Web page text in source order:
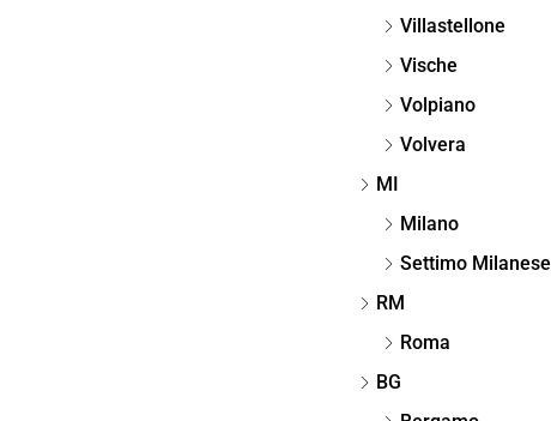
Villastellone
Vische
Volpiano
Volvera
MI
Milano
Settimo Milanese
RM
Roma
BG